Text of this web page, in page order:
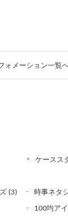
ォメーション一覧
ケースス
(3) 時事ネタ
100均ア